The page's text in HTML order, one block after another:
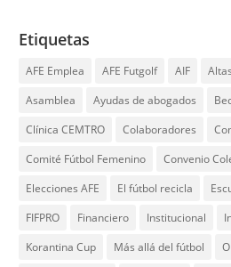
Etiquetas
AFE Emplea AFE Futgolf AIF
Asamblea
Ayudas de abogados
Clínica CEMTRO
Colaboradores
Comité Fútbol Femenino
Convenio
Elecciones AFE
El fútbol recicla
FIFPRO
Financiero Institucional
Korantina Cup
Más allá del fútbol